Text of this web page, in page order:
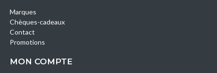
Marques
Chèques-cadeaux
Contact
Promotions
MON COMPTE